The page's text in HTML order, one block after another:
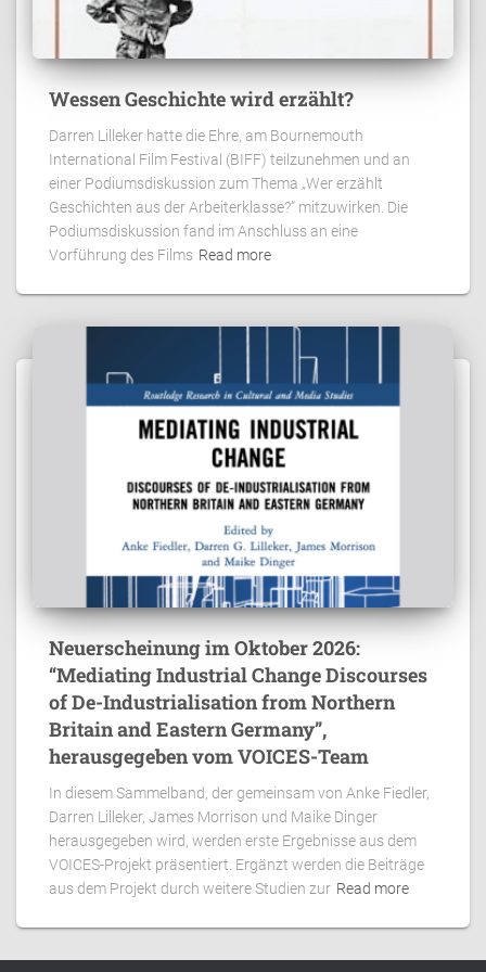
Wessen Geschichte wird erzählt?
Darren Lilleker hatte die Ehre, am Bournemouth
International Film Festival (BIFF) teilzunehmen und an
einer Podiumsdiskussion zum Thema „Wer erzählt
Geschichten aus der Arbeiterklasse?“ mitzuwirken. Die
Podiumsdiskussion fand im Anschluss an eine
Vorführung des Films Read more
Neuerscheinung im Oktober 2026:
“Mediating Industrial Change Discourses
of De-Industrialisation from Northern
Britain and Eastern Germany”,
herausgegeben vom VOICES-Team
In diesem Sammelband, der gemeinsam von Anke Fiedler,
Darren Lilleker, James Morrison und Maike Dinger
herausgegeben wird, werden erste Ergebnisse aus dem
VOICES-Projekt präsentiert. Ergänzt werden die Beiträge
aus dem Projekt durch weitere Studien zur Read more